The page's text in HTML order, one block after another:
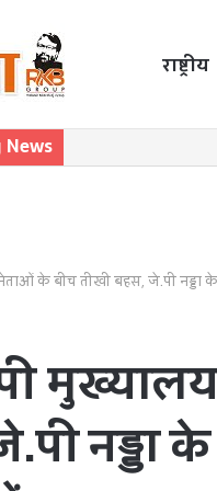
होम
राष्ट्रीय
के बीच तीखी बहस, जे.पी नड्डा
नड्डा